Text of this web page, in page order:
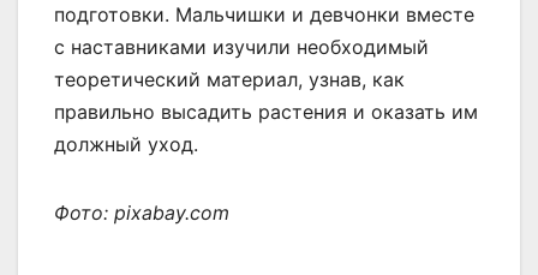
подготовки. Мальчишки и девчонки вместе
с наставниками изучили необходимый
теоретический материал, узнав, как
правильно высадить растения и оказать им
должный уход.
Фото: pixabay.com